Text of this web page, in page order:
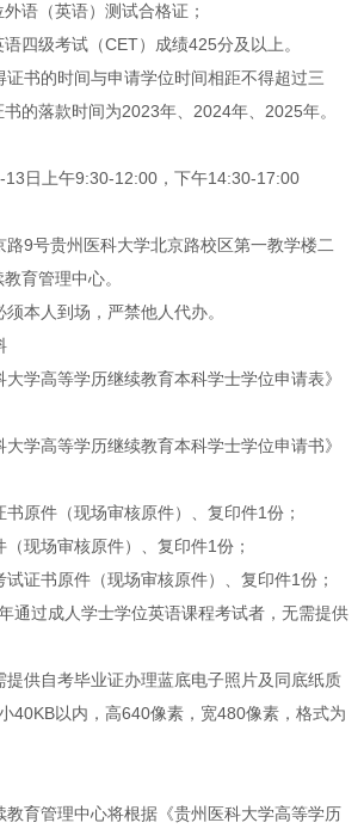
语（英语）测试合格证；
四级考试（CET）成绩425分及以上。
证书的时间与申请学位时间相距不得超过三
的落款时间为2023年、2024年、2025年。
13日上午9:30-12:00，下午14:30-17:00
路9号贵州医科大学北京路校区第一教学楼二
育管理中心。
本人到场，严禁他人代办。
大学高等学历继续教育本科学士学位申请表》
大学高等学历继续教育本科学士学位申请书》
书原件（现场审核原件）、复印件1份；
（现场审核原件）、复印件1份；
试证书原件（现场审核原件）、复印件1份；
通过成人学士学位英语课程考试者，无需提供
提供自考毕业证办理蓝底电子照片及同底纸质
40KB以内，高640像素，宽480像素，格式为
教育管理中心将根据《贵州医科大学高等学历